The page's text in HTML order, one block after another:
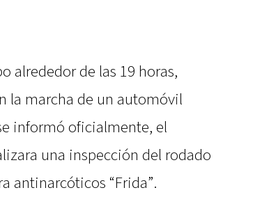
alrededor de las 19 horas,
la marcha de un automóvil
informó oficialmente, el
una inspección del rodado
antinarcóticos “Frida”.